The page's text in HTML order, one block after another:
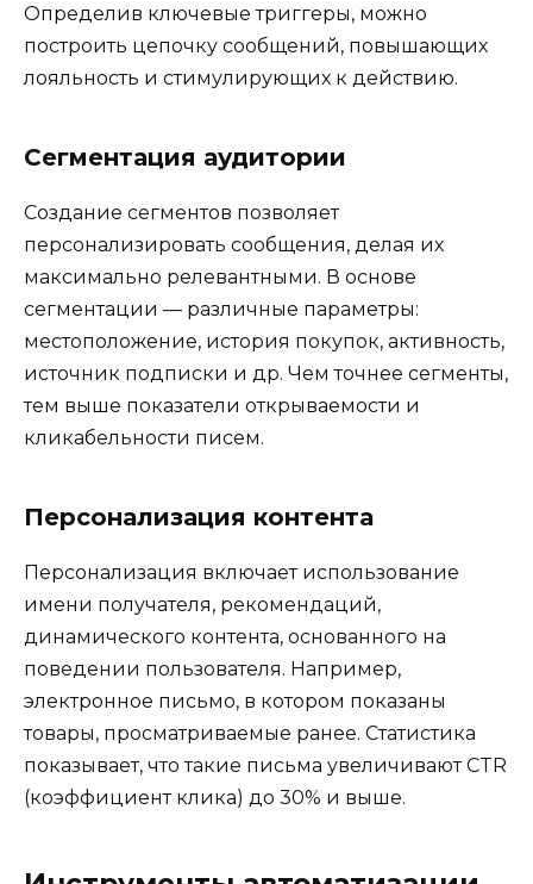
Определив ключевые триггеры, можно
построить цепочку сообщений, повышающих
лояльность и стимулирующих к действию.
Сегментация аудитории
Создание сегментов позволяет
персонализировать сообщения, делая их
максимально релевантными. В основе
сегментации — различные параметры:
местоположение, история покупок, активность,
источник подписки и др. Чем точнее сегменты,
тем выше показатели открываемости и
кликабельности писем.
Персонализация контента
Персонализация включает использование
имени получателя, рекомендаций,
динамического контента, основанного на
поведении пользователя. Например,
электронное письмо, в котором показаны
товары, просматриваемые ранее. Статистика
показывает, что такие письма увеличивают CTR
(коэффициент клика) до 30% и выше.